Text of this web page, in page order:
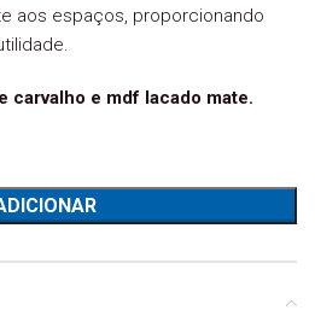
aos espaços, proporcionando
carvalho e mdf lacado mate.
Fénix